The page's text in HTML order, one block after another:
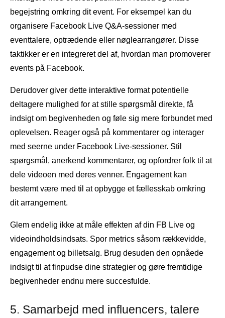
begejstring omkring dit event. For eksempel kan du
organisere Facebook Live Q&A-sessioner med
eventtalere, optrædende eller nøglearrangører. Disse
taktikker er en integreret del af, hvordan man promoverer
events på Facebook.
Derudover giver dette interaktive format potentielle
deltagere mulighed for at stille spørgsmål direkte, få
indsigt om begivenheden og føle sig mere forbundet med
oplevelsen. Reager også på kommentarer og interager
med seerne under Facebook Live-sessioner. Stil
spørgsmål, anerkend kommentarer, og opfordrer folk til at
dele videoen med deres venner. Engagement kan
bestemt være med til at opbygge et fællesskab omkring
dit arrangement.
Glem endelig ikke at måle effekten af ​​din FB Live og
videoindholdsindsats. Spor metrics såsom rækkevidde,
engagement og billetsalg. Brug desuden den opnåede
indsigt til at finpudse dine strategier og gøre fremtidige
begivenheder endnu mere succesfulde.
5. Samarbejd med influencers, talere